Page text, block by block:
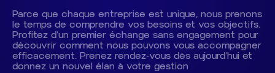
Parce que chaque entreprise est unique, nous prenons
le temps de comprendre vos besoins et vos objectifs.
Profitez d’un premier échange sans engagement pour
découvrir comment nous pouvons vous accompagner
efficacement. Prenez rendez-vous dès aujourd’hui et
donnez un nouvel élan à votre gestion